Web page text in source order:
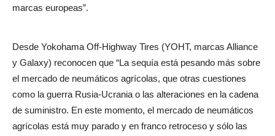
marcas europeas”.
Desde Yokohama Off-Highway Tires (YOHT, marcas Alliance
y Galaxy) reconocen que “La sequía está pesando más sobre
el mercado de neumáticos agrícolas, que otras cuestiones
como la guerra Rusia-Ucrania o las alteraciones en la cadena
de suministro. En este momento, el mercado de neumáticos
agrícolas está muy parado y en franco retroceso y sólo las